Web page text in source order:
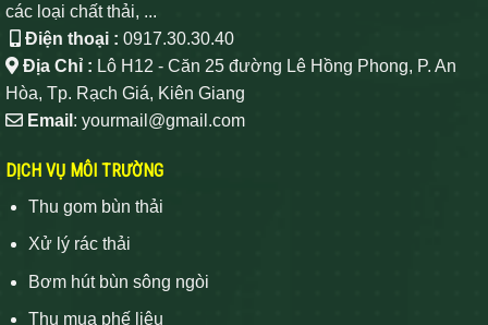
các loại chất thải, ...
Điện thoại : 0917.30.30.40
Địa Chỉ : Lô H12 - Căn 25 đường Lê Hồng Phong, P. An
Hòa, Tp. Rạch Giá, Kiên Giang
Email : yourmail@gmail.com
DỊCH VỤ MÔI TRƯỜNG
Thu gom bùn thải
Xử lý rác thải
Bơm hút bùn sông ngòi
Thu mua phế liệu